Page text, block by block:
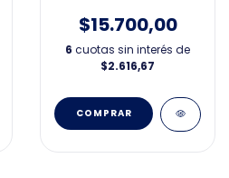
$15.700,00
6 cuotas sin interés de
$2.616,67